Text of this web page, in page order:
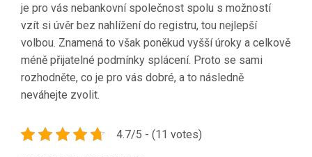
je pro vás nebankovní společnost spolu s možností
vzít si úvěr bez nahlížení do registru, tou nejlepší
volbou. Znamená to však poněkud vyšší úroky a celkově
méně přijatelné podmínky splácení. Proto se sami
rozhodněte, co je pro vás dobré, a to následně
neváhejte zvolit.
4.7/5 - (11 votes)